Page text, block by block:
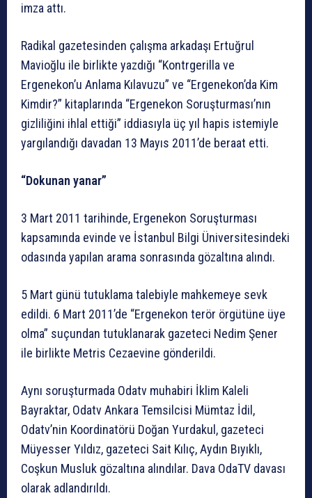
imza attı.
Radikal gazetesinden çalışma arkadaşı Ertuğrul
Mavioğlu ile birlikte yazdığı “Kontrgerilla ve
Ergenekon’u Anlama Kılavuzu” ve “Ergenekon’da Kim
Kimdir?” kitaplarında “Ergenekon Soruşturması’nın
gizliliğini ihlal ettiği” iddiasıyla üç yıl hapis istemiyle
yargılandığı davadan 13 Mayıs 2011’de beraat etti.
“Dokunan yanar”
3 Mart 2011 tarihinde, Ergenekon Soruşturması
kapsamında evinde ve İstanbul Bilgi Üniversitesindeki
odasında yapılan arama sonrasında gözaltına alındı.
5 Mart günü tutuklama talebiyle mahkemeye sevk
edildi. 6 Mart 2011’de “Ergenekon terör örgütüne üye
olma” suçundan tutuklanarak gazeteci Nedim Şener
ile birlikte Metris Cezaevine gönderildi.
Aynı soruşturmada Odatv muhabiri İklim Kaleli
Bayraktar, Odatv Ankara Temsilcisi Mümtaz İdil,
Odatv’nin Koordinatörü Doğan Yurdakul, gazeteci
Müyesser Yıldız, gazeteci Sait Kılıç, Aydın Bıyıklı,
Coşkun Musluk gözaltına alındılar. Dava OdaTV davası
olarak adlandırıldı.